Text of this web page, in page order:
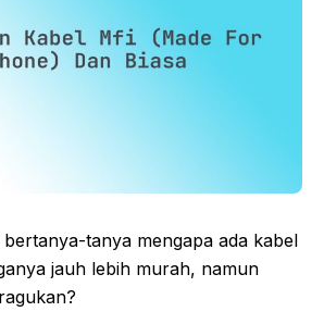
tanya mengapa ada kabel
jauh lebih murah, namun